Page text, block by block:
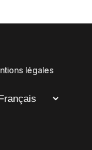
légales